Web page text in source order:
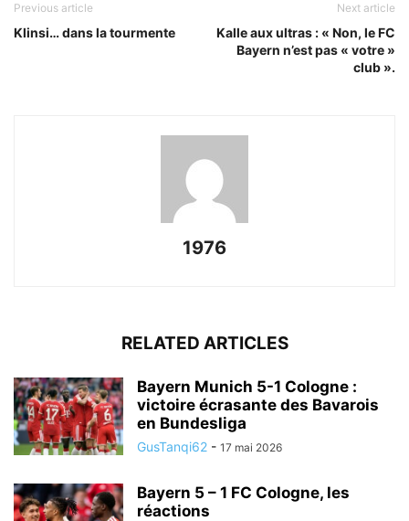
Previous article
Klinsi… dans la tourmente
Next article
Kalle aux ultras : « Non, le FC
Bayern n’est pas « votre »
club ».
1976
RELATED ARTICLES
Bayern Munich 5-1 Cologne :
victoire écrasante des Bavarois
en Bundesliga
GusTanqi62 - 17 mai 2026
Bayern 5 – 1 FC Cologne, les
réactions